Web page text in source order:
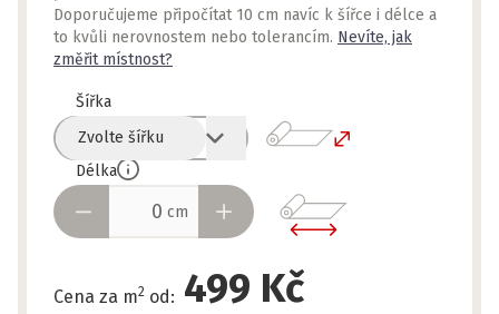
Doporučujeme připočítat 10 cm navíc k šířce i délce a
to kvůli nerovnostem nebo tolerancím. Nevíte, jak
změřit místnost?
Šířka
Zvolte šířku
Délka
cm
Cena za m2 od: 499 Kč